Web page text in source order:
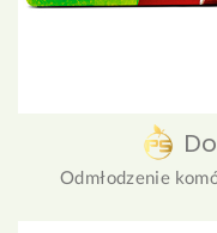
Odmłodzenie